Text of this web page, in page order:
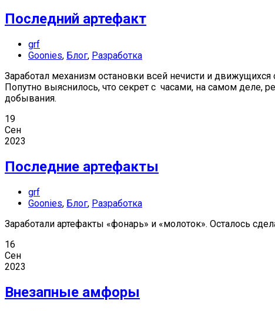
Последний артефакт
grf
Goonies, Блог, Разработка
Заработал механизм остановки всей нечисти и движущихся
Попутно выяснилось, что секрет с часами, на самом деле,
добывания.
19
Сен
2023
Последние артефакты
grf
Goonies, Блог, Разработка
Заработали артефакты «фонарь» и «молоток». Осталось
16
Сен
2023
Внезапные амфоры